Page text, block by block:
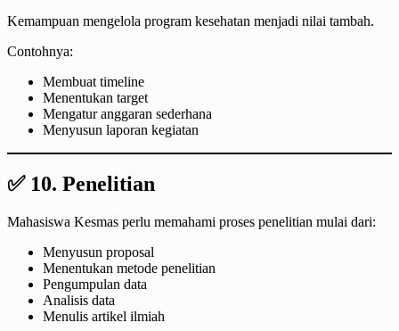
Kemampuan mengelola program kesehatan menjadi nilai tambah.
Contohnya:
Membuat timeline
Menentukan target
Mengatur anggaran sederhana
Menyusun laporan kegiatan
✅ 10. Penelitian
Mahasiswa Kesmas perlu memahami proses penelitian mulai dari:
Menyusun proposal
Menentukan metode penelitian
Pengumpulan data
Analisis data
Menulis artikel ilmiah